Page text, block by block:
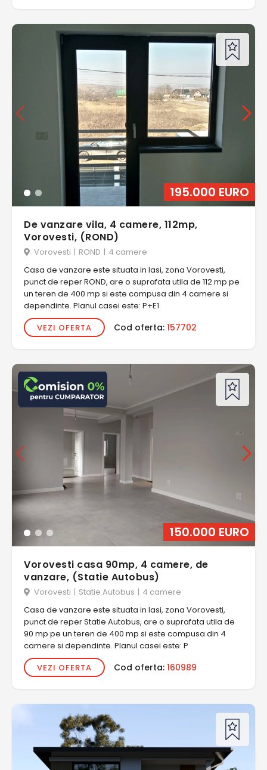
195.000 EURO
De vanzare vila, 4 camere, 112mp,
Vorovesti, (ROND)
Vorovesti | ROND | 4 camere
Casa de vanzare este situata in Iasi, zona Vorovesti,
punct de reper ROND, are o suprafata utila de 112 mp pe
un teren de 400 mp si este compusa din 4 camere si
dependinte. Planul casei este: P+E1
VEZI OFERTA
Cod oferta: 157702
150.000 EURO
Vorovesti casa 90mp, 4 camere, de
vanzare, (Statie Autobus)
Vorovesti | Statie Autobus | 4 camere
Casa de vanzare este situata in Iasi, zona Vorovesti,
punct de reper Statie Autobus, are o suprafata utila de
90 mp pe un teren de 400 mp si este compusa din 4
camere si dependinte. Planul casei este: P
VEZI OFERTA
Cod oferta: 160989